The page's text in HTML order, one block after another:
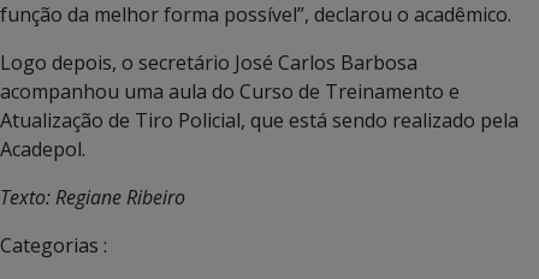
função da melhor forma possível”, declarou o acadêmico.
Logo depois, o secretário José Carlos Barbosa
acompanhou uma aula do Curso de Treinamento e
Atualização de Tiro Policial, que está sendo realizado pela
Acadepol.
Texto: Regiane Ribeiro
Categorias :